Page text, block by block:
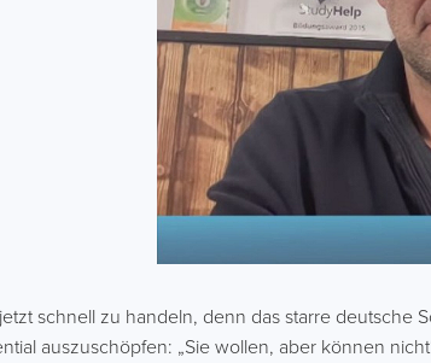
schnell zu handeln, denn das starre deutsche
auszuschöpfen: „Sie wollen, aber können